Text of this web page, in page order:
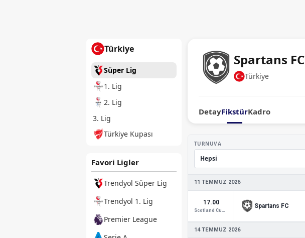
Türkiye
Süper Lig
1. Lig
2. Lig
3. Lig
Türkiye Kupası
Favori Ligler
Trendyol Süper Lig
Trendyol 1. Lig
Premier League
Spartans FC
Türkiye
DetayFikstürKadro
TURNUVA
11 TEMMUZ 2026
17.00
Scotland Cup 3
Spartans FC
14 TEMMUZ 2026